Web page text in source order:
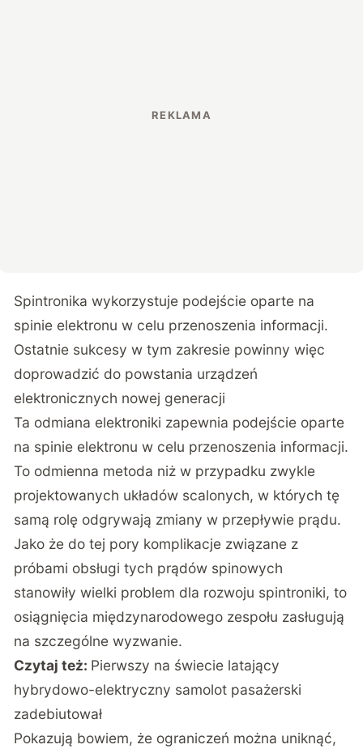
Spintronika wykorzystuje podejście oparte na
spinie elektronu w celu przenoszenia informacji.
Ostatnie sukcesy w tym zakresie powinny więc
doprowadzić do powstania urządzeń
elektronicznych nowej generacji
Ta odmiana elektroniki zapewnia podejście oparte
na spinie elektronu w celu przenoszenia informacji.
To odmienna metoda niż w przypadku zwykle
projektowanych układów scalonych, w których tę
samą rolę odgrywają zmiany w przepływie prądu.
Jako że do tej pory komplikacje związane z
próbami obsługi tych prądów spinowych
stanowiły wielki problem dla rozwoju spintroniki, to
osiągnięcia międzynarodowego zespołu zasługują
na szczególne wyzwanie.
Czytaj też: Pierwszy na świecie latający
hybrydowo-elektryczny samolot pasażerski
zadebiutował
Pokazują bowiem, że ograniczeń można uniknąć,